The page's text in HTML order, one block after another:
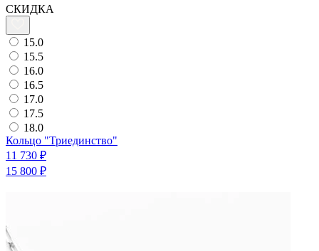
СКИДКА
15.0
15.5
16.0
16.5
17.0
17.5
18.0
Кольцо "Триединство"
11 730 ₽
15 800 ₽